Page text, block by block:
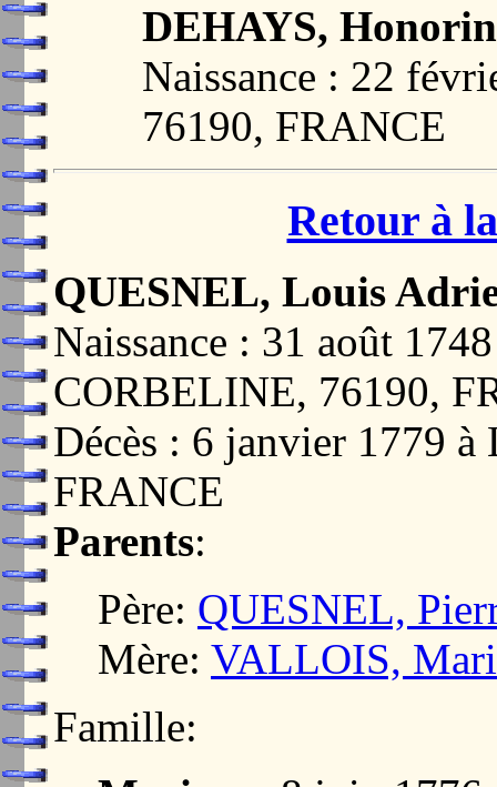
DEHAYS,
Naissance : 22
76190, FRANCE
Retour à
QUESNEL, Louis
Naissance : 31 août
CORBELINE, 76190,
Décès : 6 janvier 1779
FRANCE
Parents:
Père: QUESNEL,
Mère: VALLOIS,
Famille: